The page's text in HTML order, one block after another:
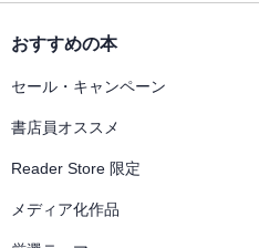
おすすめの本
セール・キャンペーン
書店員オススメ
Reader Store 限定
メディア化作品